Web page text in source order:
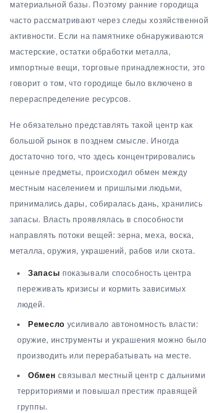
материальной базы. Поэтому ранние городища
часто рассматривают через следы хозяйственной
активности. Если на памятнике обнаруживаются
мастерские, остатки обработки металла,
импортные вещи, торговые принадлежности, это
говорит о том, что городище было включено в
перераспределение ресурсов.
Не обязательно представлять такой центр как
большой рынок в позднем смысле. Иногда
достаточно того, что здесь концентрировались
ценные предметы, происходил обмен между
местным населением и пришлыми людьми,
принимались дары, собиралась дань, хранились
запасы. Власть проявлялась в способности
направлять потоки вещей: зерна, меха, воска,
металла, оружия, украшений, рабов или скота.
Запасы показывали способность центра
переживать кризисы и кормить зависимых
людей.
Ремесло усиливало автономность власти:
оружие, инструменты и украшения можно было
производить или перерабатывать на месте.
Обмен связывал местный центр с дальними
территориями и повышал престиж правящей
группы.